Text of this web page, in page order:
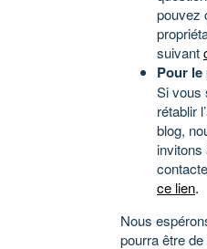
pouvez
suivant
Pour
Si vous
rétablir
blog,
invitons
ce lien.
Nous
pourra être